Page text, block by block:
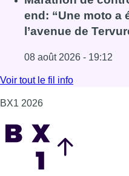
Consulter page
Nous rejoindre sur